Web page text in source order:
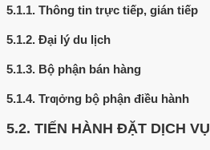
5.1.1. Thông tin trực tiếp, gián tiếp
5.1.2. Đại lý du lịch
5.1.3. Bộ phận bán hàng
5.1.4. Trƣởng bộ phận điều hành
5.2. TIẾN HÀNH ĐẶT DỊCH VỤ